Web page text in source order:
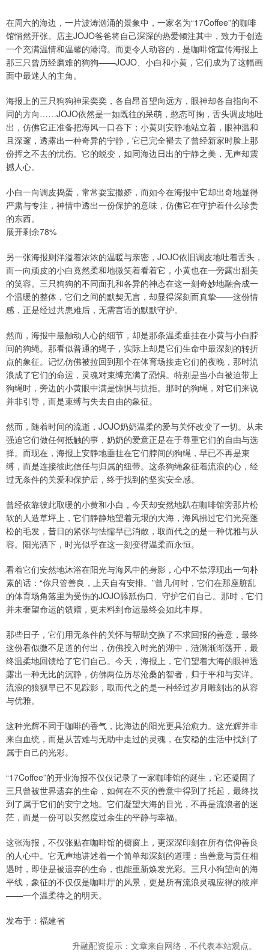
在周六的海边，一片波涛汹涌的景象中，一家名为“17Coffee”的咖啡
馆悄然开张。店主JOJO爸爸将自己深深的热爱倾注其中，致力于创造
一个充满温情和温馨的港湾。而更令人动容的，是咖啡馆宣传海报上
那三只曾历经磨难的狗狗——JOJO、小白和小黄，它们成为了这幅画
面中最迷人的主角。
海报上的三只狗狗神采奕奕，各自昂首望向远方，眼神却各自指向不
同的方向……JOJO依然是一如既往的呆萌，憨态可掬，舌头调皮地吐
出，仿佛它正准备把海风一口吞下；小黄则安静地站立着，眼神温和
且深邃，透露出一种奇异的宁静，它已完全褪去了曾经新家时脸上那
份挥之不去的忧伤。它的蜕变，如同海边日出的宁静之美，无声却震
撼人心。
小白一向调皮捣蛋，常常耍宝撒娇，而如今在海报中它却出奇地显得
严肃与专注，神情中透出一份保护的意味，仿佛它在守护着什么珍贵
的东西。
展开剩余78%
另一张海报则洋溢着浓浓的温暖与亲密，JOJO依旧调皮地吐着舌头，
而一向顽皮的小白竟然柔和地微笑着看着它，小黄也在一旁露出甜美
的笑容。三只狗狗的不同面孔和各异的神态在这一刻奇妙地融合成一
个温暖的整体，它们之间的默契无言，却显得深刻而真挚——这份情
感，正是经过共患难后，无需言语的默默守护。
然而，海报中最触动人心的细节，却是那条温柔垂挂在小黄与小白脖
间的狗绳。那看似普通的绳子，实际上却是它们生命中最深刻的转折
点的象征。记忆仿佛被拉回到那个在体育场接走它们的夜晚，那时流
浪成了它们的命运，灵魂对束缚充满了恐惧。特别是当小白被迫带上
狗绳时，旁边的小黄眼中满是惊惧与抗拒。那时的狗绳，对它们来说
并非引导，而是束缚与失去自由的象征。
然而，随着时间的流逝，JOJO奶奶温柔的爱与关怀改变了一切。从未
强迫它们做任何抵触的事，奶奶的爱意正是在于尊重它们的自由与选
择。而现在，海报上安静地垂挂在它们脖间的狗绳，早已不再是束
缚，而是连接彼此信任与归属的纽带。这条狗绳象征着流浪的心，经
过无条件的关爱和保护后，终于找到的坚实安全感。
曾经依靠彼此取暖的小黄和小白，今天却安然地趴在咖啡馆旁那片松
软的人造草坪上，它们静静地望着无垠的大海，海风拂过它们光亮蓬
松的毛发，昔日的紧张与怯懦早已消散，取而代之的是一种优雅与从
容。阳光洒下，时光似乎在这一刻变得温柔而永恒。
看着它们安然地沐浴在阳光与海风中的身影，心中不禁浮现出一句朴
素的话：“你只管善良，上天自有安排。”曾几何时，它们在那座脏乱
的体育场角落里为受伤的JOJO舔舐伤口、守护它们自己。那时，它们
并未奢望命运的馈赠，更未料到命运最终会如此丰厚。
那些日子，它们用无条件的关怀与帮助交换了不求回报的善意，最终
这份看似微不足道的付出，仿佛投入时光的湖中，涟漪渐渐荡开，最
终温柔地回馈给了它们自己。今天，海报上，它们望着大海的眼神透
露出一种无比的沉静，仿佛两位历尽沧桑的智者，归于平和与安详。
流浪的狼狈早已不见踪影，取而代之的是一种经过岁月雕刻出的从容
与优雅。
这种光辉不同于咖啡的香气，比海边的阳光更具治愈力。这光辉并非
来自血统，而是从苦难与无助中走过的灵魂，在安稳的生活中找到了
属于自己的光彩。
“17Coffee”的开业海报不仅仅记录了一家咖啡馆的诞生，它还凝固了
三只曾被世界遗弃的生命，如何在不灭的善意中得到了托起，最终找
到了属于它们的安宁之地。它们凝望大海的目光，不再是流浪者的迷
茫，而是一份可以安然度过余生的平静与幸福。
这张海报，不仅张贴在咖啡馆的橱窗上，更深深印刻在所有信仰善良
的人心中。它无声地讲述着一个简单却深刻的道理：当善意与责任相
遇时，即使是被遗弃的生命，也能重新焕发光彩。三只小狗望向的海
平线，象征的不仅仅是咖啡厅的风景，更是所有流浪灵魂应得的彼岸
——一个温柔待之的明天。
发布于：福建省
升融配资提示：文章来自网络，不代表本站观点。